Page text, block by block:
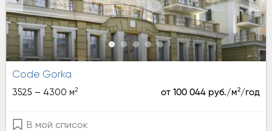
Code Gorka
3525 – 4300 м2 от 100 044 руб./м2/год
В мой список